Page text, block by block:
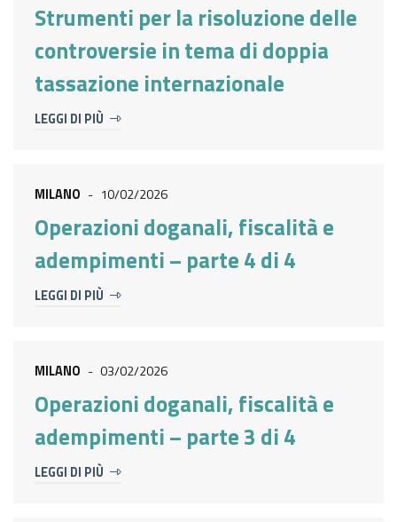
Strumenti per la risoluzione delle
controversie in tema di doppia
tassazione internazionale
LEGGI DI PIÙ
MILANO - 10/02/2026
Operazioni doganali, fiscalità e
adempimenti – parte 4 di 4
LEGGI DI PIÙ
MILANO - 03/02/2026
Operazioni doganali, fiscalità e
adempimenti – parte 3 di 4
LEGGI DI PIÙ